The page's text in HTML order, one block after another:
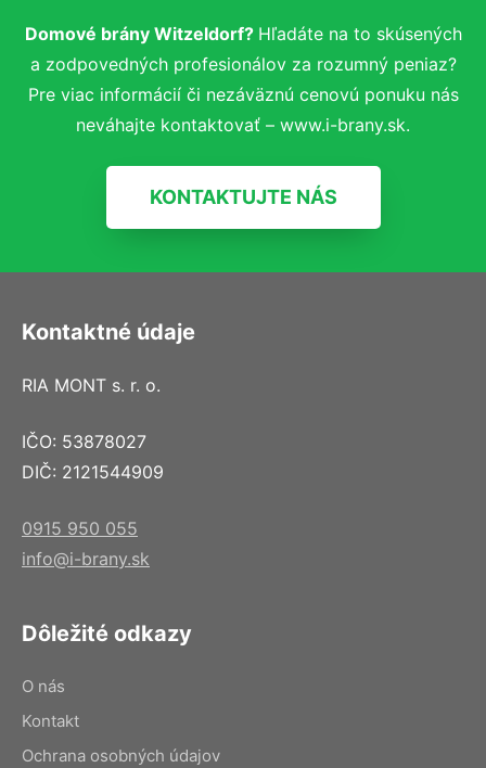
Domové brány Witzeldorf? Hľadáte na to skúsených
a zodpovedných profesionálov za rozumný peniaz?
Pre viac informácií či nezáväznú cenovú ponuku nás
neváhajte kontaktovať – www.i-brany.sk.
KONTAKTUJTE NÁS
Kontaktné údaje
RIA MONT s. r. o.
IČO: 53878027
DIČ: 2121544909
0915 950 055
info@i-brany.sk
Dôležité odkazy
O nás
Kontakt
Ochrana osobných údajov